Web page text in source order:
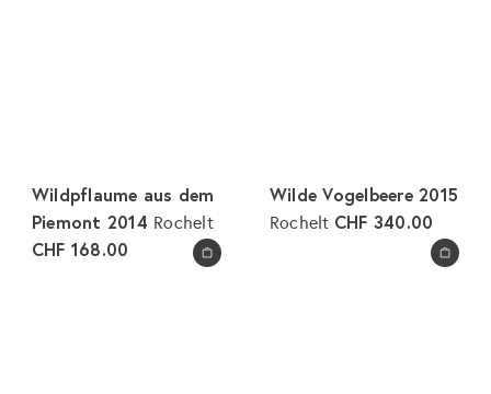
In den Warenkorb legen
Wildpflaume aus dem
Piemont 2014 Rochelt
CHF 168.00 In den Warenkorb legen
Wilde Vogelbeere 2015
Rochelt CHF 340.00